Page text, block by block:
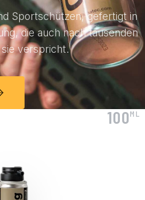
Sportschützen, gefertigt in
die auch nach tausenden
sie verspricht.
100ML